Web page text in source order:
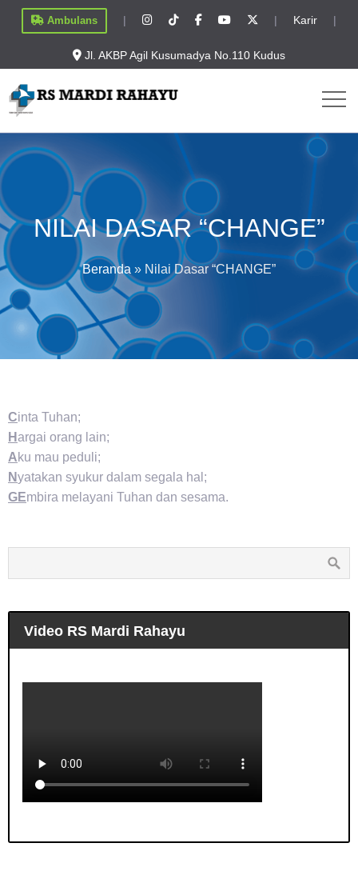
Ambulans | | Karir |
Jl. AKBP Agil Kusumadya No.110 Kudus
NILAI DASAR “CHANGE”
Beranda » Nilai Dasar “CHANGE”
Cinta Tuhan;
H argai orang lain;
Aku mau peduli;
Nyatakan syukur dalam segala hal;
GEmbira melayani Tuhan dan sesama.
Video RS Mardi Rahayu